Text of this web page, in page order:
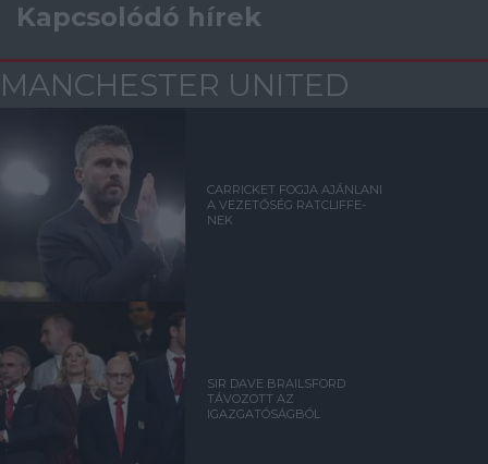
Kapcsolódó hírek
MANCHESTER UNITED
CARRICKET FOGJA AJÁNLANI
A VEZETŐSÉG RATCLIFFE-
NEK
SIR DAVE BRAILSFORD
TÁVOZOTT AZ
IGAZGATÓSÁGBÓL